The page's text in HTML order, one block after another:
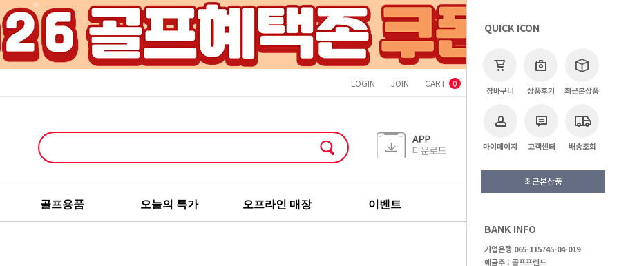
LOGIN JOIN CART 0
골프용품 오늘의 특가 오프라인 매장 이벤트
QUICK ICON
장바구니 상품후기 최근본상품
마이페이지 고객센터 배송조회
최근본상품
BANK INFO
기업은행 065-115745-04-019
예금주 : 골프프렌드
>골프용품 >기타용품